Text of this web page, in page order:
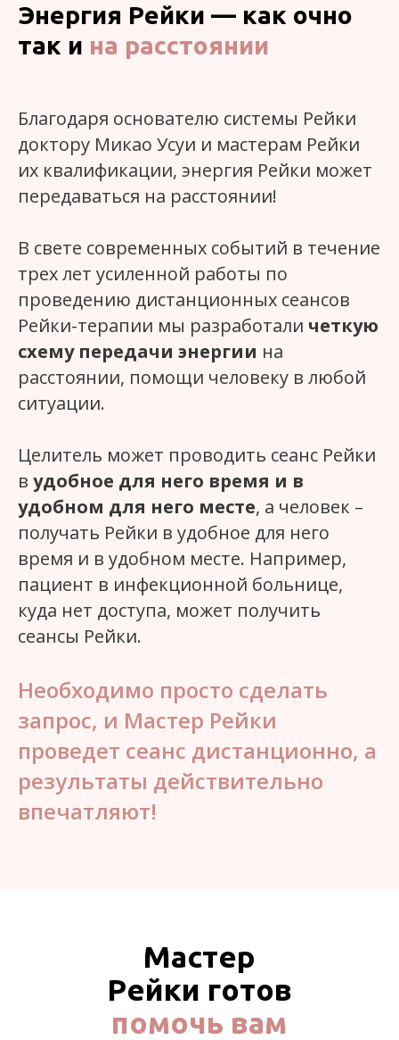
Энергия Рейки — как очно
так и на расстоянии
Благодаря основателю системы Рейки
доктору Микао Усуи и мастерам Рейки
их квалификации, энергия Рейки может
передаваться на расстоянии!
В свете современных событий в течение
трех лет усиленной работы по
проведению дистанционных сеансов
Рейки-терапии мы разработали четкую
схему передачи энергии на
расстоянии, помощи человеку в любой
ситуации.
Целитель может проводить сеанс Рейки
в удобное для него время и в
удобном для него месте, а человек –
получать Рейки в удобное для него
время и в удобном месте. Например,
пациент в инфекционной больнице,
куда нет доступа, может получить
сеансы Рейки.
Необходимо просто сделать
запрос, и Мастер Рейки
проведет сеанс дистанционно, а
результаты действительно
впечатляют!
Мастер
Рейки готов
помочь вам